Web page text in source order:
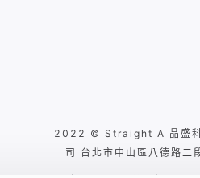
2022 © Straight A 晶盛科
司 台北市中山區八德路